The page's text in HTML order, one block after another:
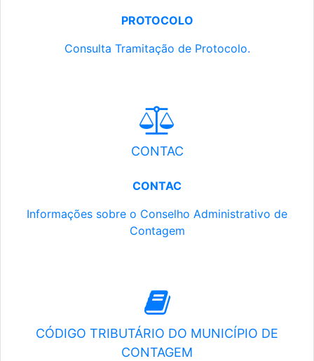
PROTOCOLO
Consulta Tramitação de Protocolo.
CONTAC
CONTAC
Informações sobre o Conselho Administrativo de
Contagem
CÓDIGO TRIBUTÁRIO DO MUNICÍPIO DE
CONTAGEM